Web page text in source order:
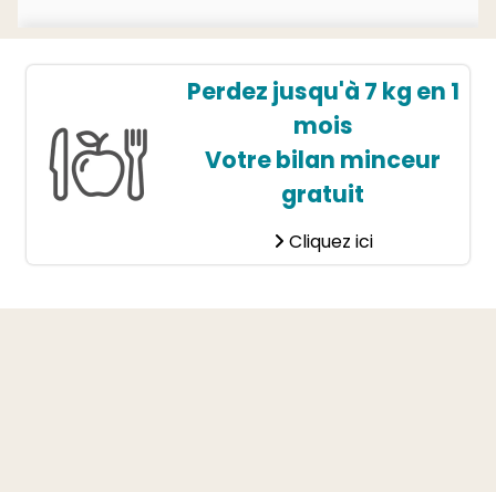
Perdez jusqu'à 7 kg en 1
mois
Votre bilan minceur
gratuit
Cliquez ici